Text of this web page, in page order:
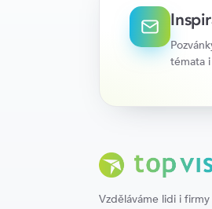
témata
Vzděláváme lidi i